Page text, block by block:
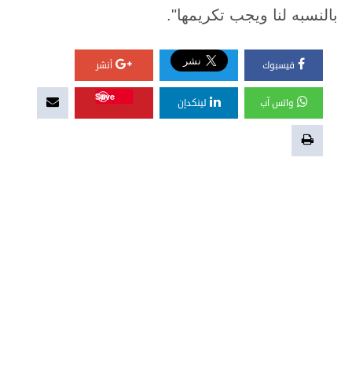
بالنسبه لنا ويجب تكريمها".
فيسبوك أنشر
واتس آب لينكدإن
Save